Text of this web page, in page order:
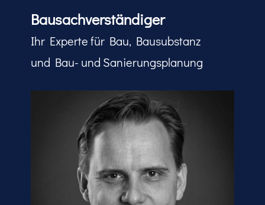
Bausachverständiger
Ihr Experte für Bau, Bausubstanz
und Bau- und Sanierungsplanung